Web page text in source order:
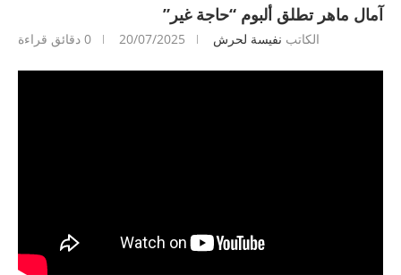
آمال ماهر تطلق ألبوم “حاجة غير”
الكاتب نفيسة لحرش 20/07/2025 0 دقائق قراءة